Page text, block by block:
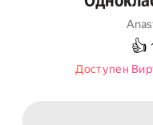
👍
Доступен